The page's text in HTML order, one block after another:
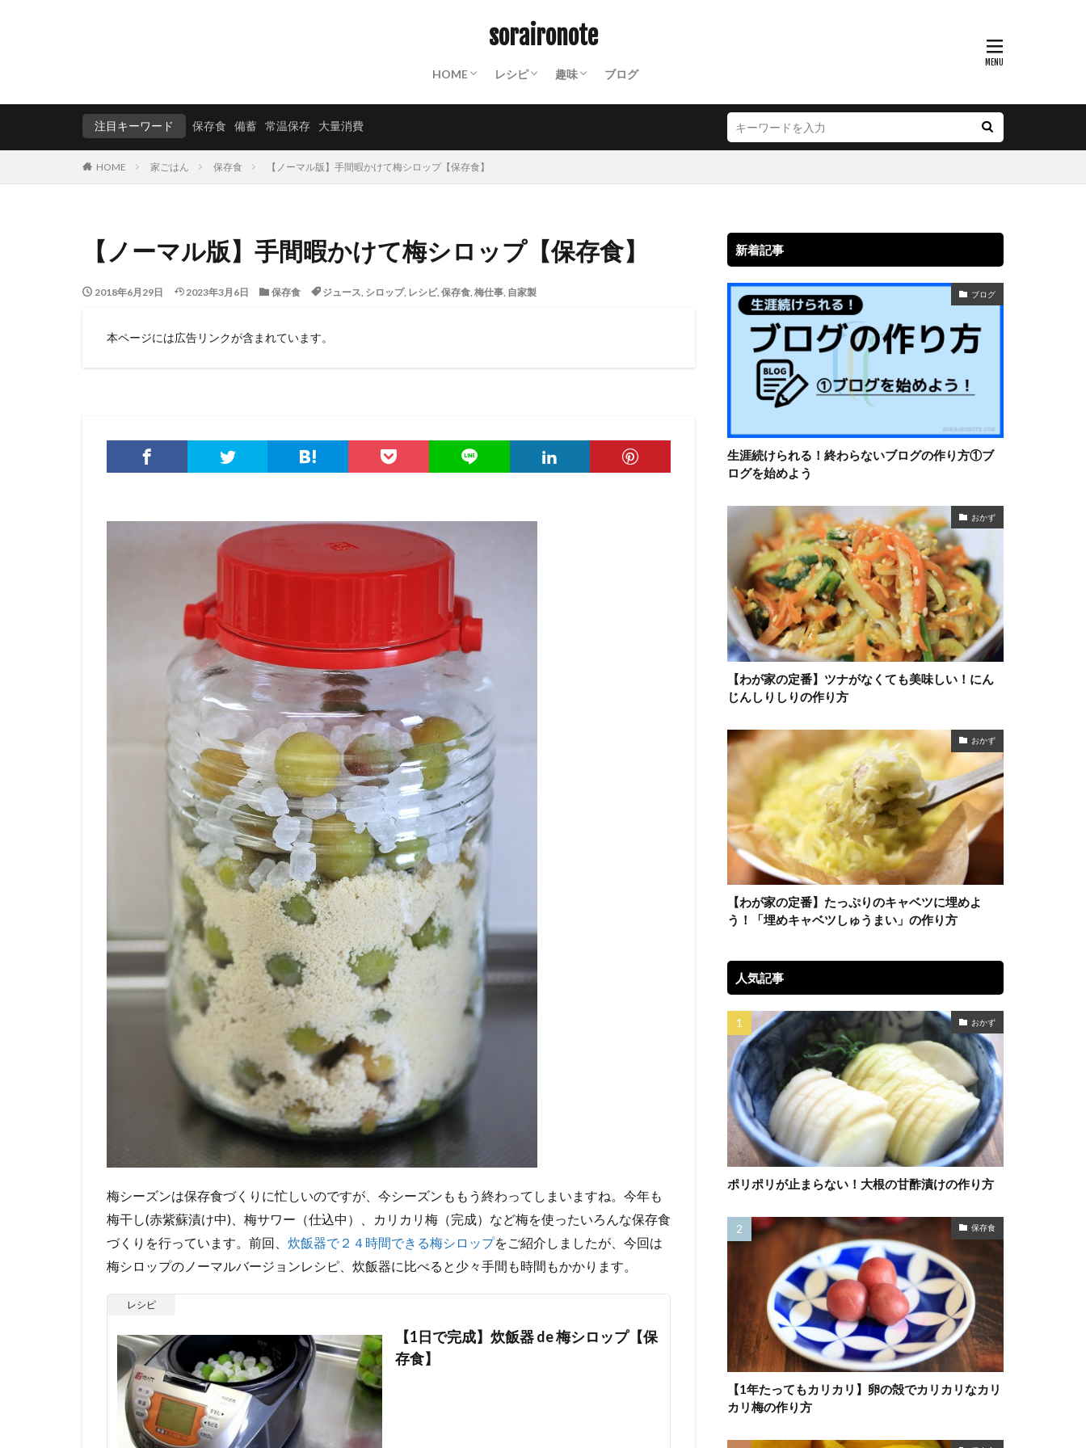
soraironote
HOME
ABOUT
終活ノート
備蓄ノート：常温保存食材リスト
防災ノート：防災グッズリスト
保存食カレンダー
動画撮影機材
山装備一覧
レシピ
保存食
パスタ
クスクス
ご飯もの
パン
おかず
スイーツ
麺類
飲み物
世界の料理
粉もの
調味料
インスタント
山ごはん
趣味
Mt.
沼津散策
お遍路
PHOTO
週末百姓生活
NOTES
ブログ
注目キーワード 保存食 備蓄 常温保存 大量消費
HOME 家ごはん 保存食 【ノーマル版】手間暇かけて梅シロップ【保存食】
【ノーマル版】手間暇かけて梅シロップ【保存食】
2018年6月29日 2023年3月6日 保存食 ジュース, シロップ, レシピ, 保存食, 梅仕事, 自家製
本ページには広告リンクが含まれています。
梅シーズンは保存食づくりに忙しいのですが、今シーズンももう終わってしまいますね。今年も
梅干し(赤紫蘇漬け中)、梅サワー（仕込中）、カリカリ梅（完成）など梅を使ったいろんな保存食
づくりを行っています。前回、 炊飯器で２４時間できる梅シロップをご紹介しましたが、今回は
梅シロップのノーマルバージョンレシピ、炊飯器に比べると少々手間も時間もかかります。
レシピ
【1日で完成】炊飯器 de 梅シロップ【保
存食】
新着記事
ブログ
生涯続けられる！終わらないブログの作り方①ブ
ログを始めよう
おかず
【わが家の定番】ツナがなくても美味しい！にん
じんしりしりの作り方
おかず
【わが家の定番】たっぷりのキャベツに埋めよ
う！「埋めキャベツしゅうまい」の作り方
人気記事
おかず
ポリポリが止まらない！大根の甘酢漬けの作り方
保存食
【1年たってもカリカリ】卵の殻でカリカリなカリ
カリ梅の作り方